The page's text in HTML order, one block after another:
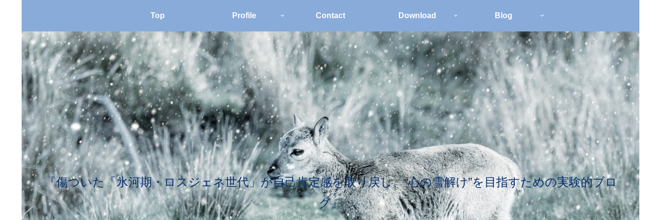
『傷ついた「氷河期・ロスジェネ世代」が自己肯定感を取り戻し、“心の雪解け”を目指すための実験的ブロ
グ』
Top Profile Contact Download Blog